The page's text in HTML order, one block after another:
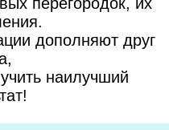
дополняют друг
наилучший